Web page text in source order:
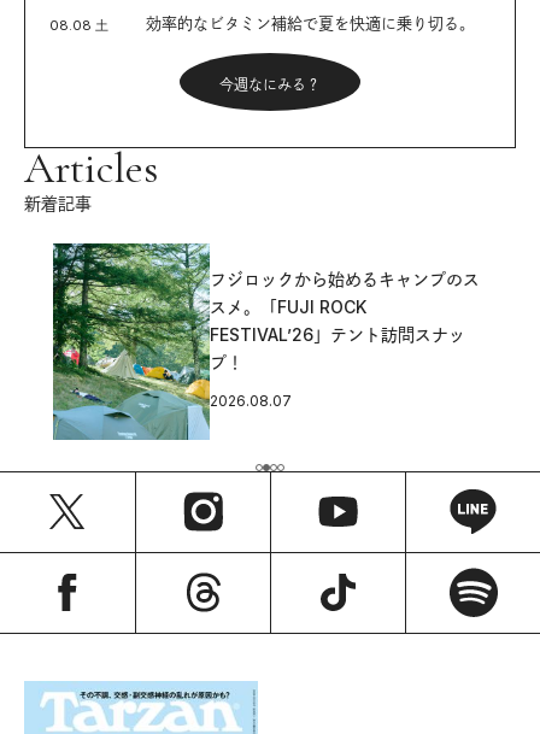
08.08 土 効率的なビタミン補給で夏を快適に乗り切る。
今週なにみる？
Articles
新着記事
フジロックから始めるキャンプのス
スメ。「FUJI ROCK
FESTIVAL’26」テント訪問スナッ
プ！
2026.08.07